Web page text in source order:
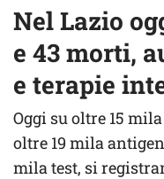
Nel Lazio
e 43 morti,
e terapie
Oggi su oltre 15
oltre 19 mila
mila test, si